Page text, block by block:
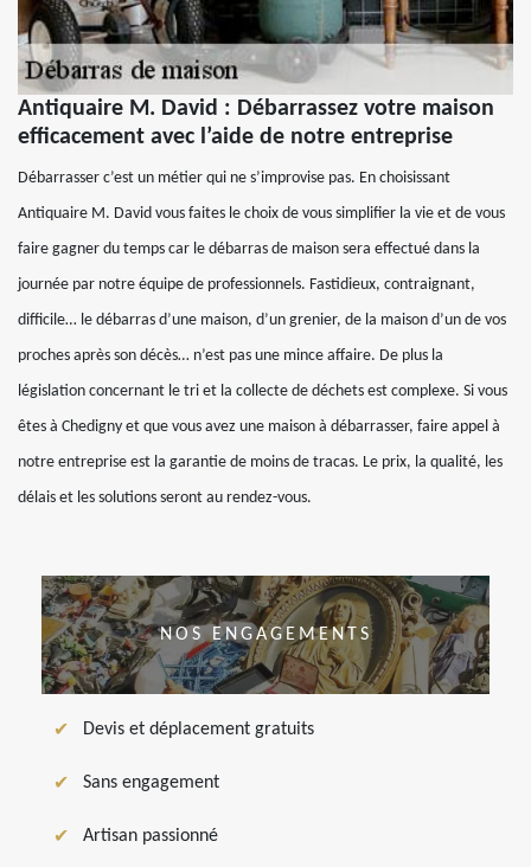
Antiquaire M. David : Débarrassez votre maison
efficacement avec l’aide de notre entreprise
Débarrasser c’est un métier qui ne s’improvise pas. En choisissant
Antiquaire M. David vous faites le choix de vous simplifier la vie et de vous
faire gagner du temps car le débarras de maison sera effectué dans la
journée par notre équipe de professionnels. Fastidieux, contraignant,
difficile… le débarras d’une maison, d’un grenier, de la maison d’un de vos
proches après son décès… n’est pas une mince affaire. De plus la
législation concernant le tri et la collecte de déchets est complexe. Si vous
êtes à Chedigny et que vous avez une maison à débarrasser, faire appel à
notre entreprise est la garantie de moins de tracas. Le prix, la qualité, les
délais et les solutions seront au rendez-vous.
NOS ENGAGEMENTS
Devis et déplacement gratuits
Sans engagement
Artisan passionné